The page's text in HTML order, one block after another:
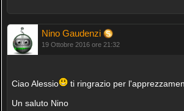
Nino Gaudenzi
19 Ottobre 2016 ore 21:32
Ciao Alessio
ti ringrazio per
Un saluto Nino